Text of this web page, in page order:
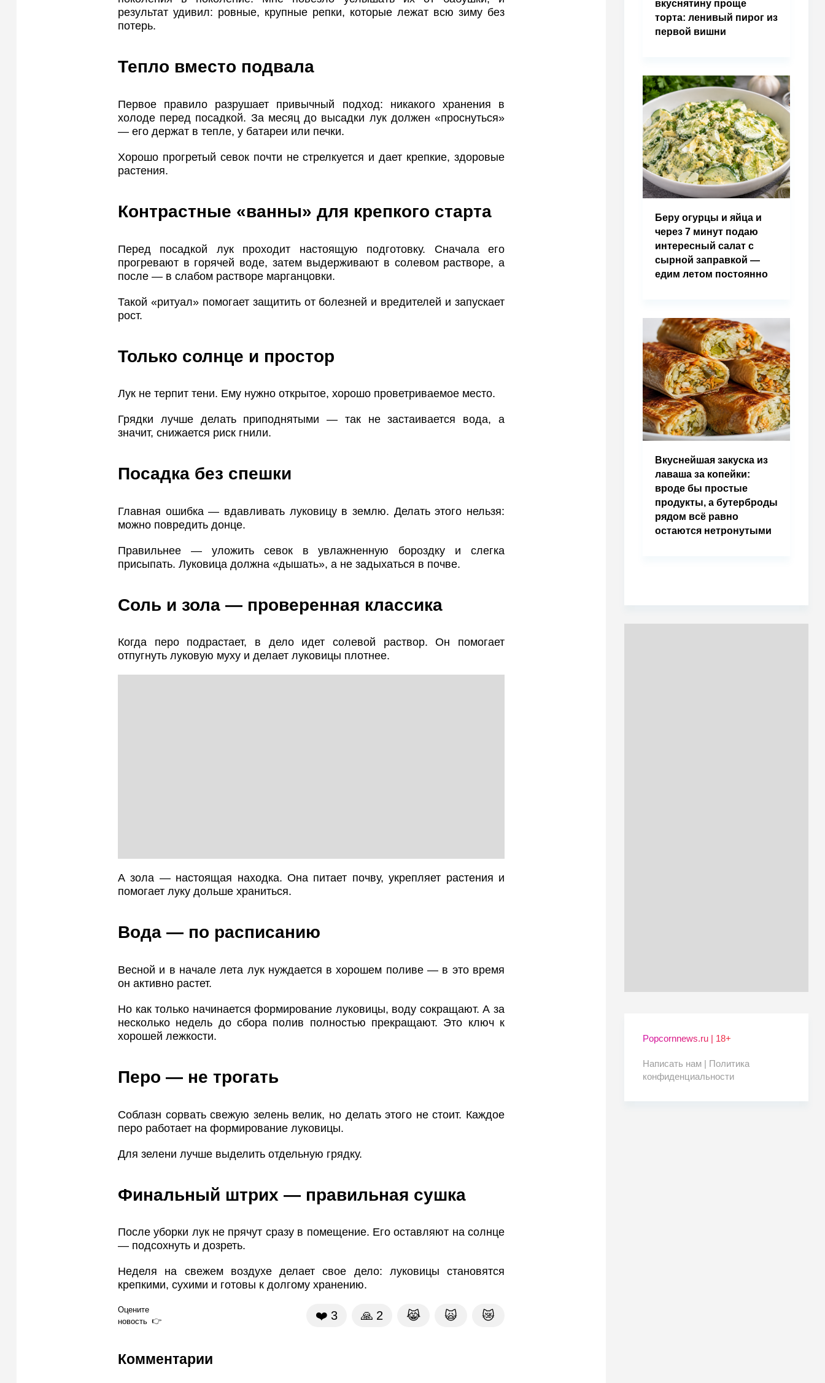
результат удивил: ровные, крупные репки, которые лежат всю зиму без
потерь.
Тепло вместо подвала
Первое правило разрушает привычный подход: никакого хранения в
холоде перед посадкой. За месяц до высадки лук должен «проснуться»
— его держат в тепле, у батареи или печки.
Хорошо прогретый севок почти не стрелкуется и дает крепкие, здоровые
растения.
Контрастные «ванны» для крепкого старта
Перед посадкой лук проходит настоящую подготовку. Сначала его
прогревают в горячей воде, затем выдерживают в солевом растворе, а
после — в слабом растворе марганцовки.
Такой «ритуал» помогает защитить от болезней и вредителей и запускает
рост.
Только солнце и простор
Лук не терпит тени. Ему нужно открытое, хорошо проветриваемое место.
Грядки лучше делать приподнятыми — так не застаивается вода, а
значит, снижается риск гнили.
Посадка без спешки
Главная ошибка — вдавливать луковицу в землю. Делать этого нельзя:
можно повредить донце.
Правильнее — уложить севок в увлажненную бороздку и слегка
присыпать. Луковица должна «дышать», а не задыхаться в почве.
Соль и зола — проверенная классика
Когда перо подрастает, в дело идет солевой раствор. Он помогает
отпугнуть луковую муху и делает луковицы плотнее.
А зола — настоящая находка. Она питает почву, укрепляет растения и
помогает луку дольше храниться.
Вода — по расписанию
Весной и в начале лета лук нуждается в хорошем поливе — в это время
он активно растет.
Но как только начинается формирование луковицы, воду сокращают. А за
несколько недель до сбора полив полностью прекращают. Это ключ к
хорошей лежкости.
Перо — не трогать
Соблазн сорвать свежую зелень велик, но делать этого не стоит. Каждое
перо работает на формирование луковицы.
Для зелени лучше выделить отдельную грядку.
Финальный штрих — правильная сушка
После уборки лук не прячут сразу в помещение. Его оставляют на солнце
— подсохнуть и дозреть.
Неделя на свежем воздухе делает свое дело: луковицы становятся
крепкими, сухими и готовы к долгому хранению.
Оцените
новость
❤️ 3 🙏 2 😹 🙀 😿
Комментарии
вкуснятину проще
торта: ленивый пирог из
первой вишни
Беру огурцы и яйца и
через 7 минут подаю
интересный салат с
сырной заправкой —
едим летом постоянно
Вкуснейшая закуска из
лаваша за копейки:
вроде бы простые
продукты, а бутерброды
рядом всё равно
остаются нетронутыми
Popcornnews.ru | 18+
Написать нам | Политика
конфиденциальности